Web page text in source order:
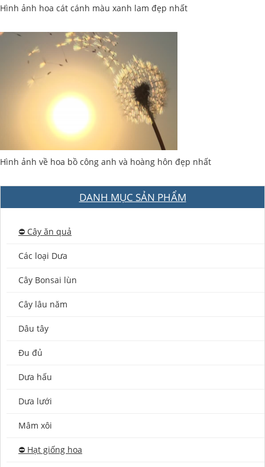
Hình ảnh hoa cát cánh màu xanh lam đẹp nhất
Hình ảnh về hoa bồ công anh và hoàng hôn đẹp nhất
DANH MỤC SẢN PHẨM
⛔️ Cây ăn quả
Các loại Dưa
Cây Bonsai lùn
Cây lâu năm
Dâu tây
Đu đủ
Dưa hấu
Dưa lưới
Mâm xôi
⛔️ Hạt giống hoa